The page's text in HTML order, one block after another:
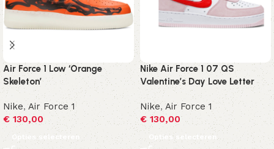
Air Force 1 Low ‘Orange
Skeleton’
Nike,Air Force 1
€ 130,00
Opties selecteren
Nike Air Force 1 07 QS
Valentine’s Day Love Letter
Nike, Air Force 1
€130,00
Opties selecteren